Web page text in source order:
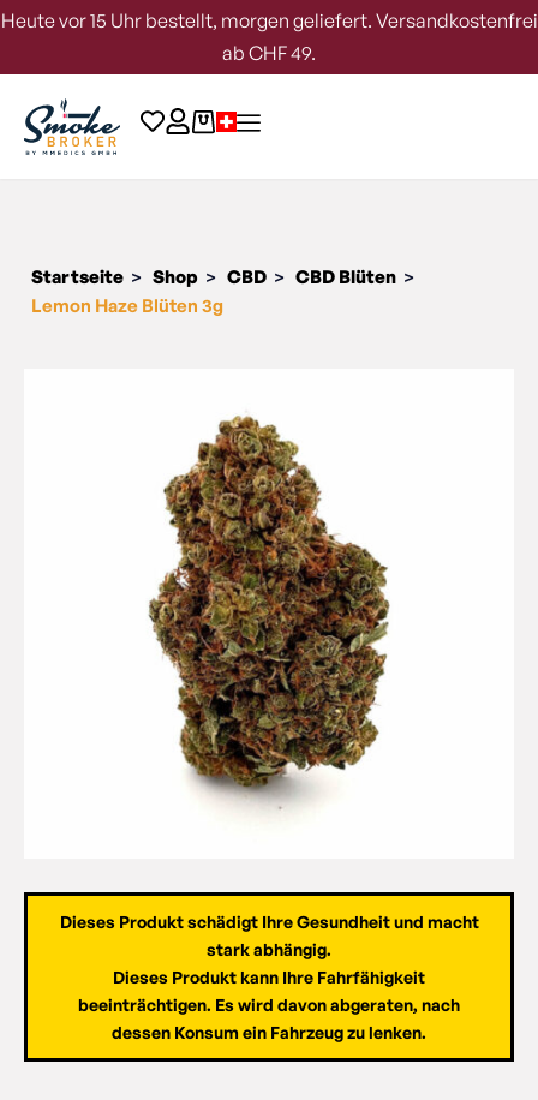
Heute vor 15 Uhr bestellt, morgen geliefert. Versandkostenfrei
ab CHF 49.
Startseite > Shop > CBD > CBD Blüten >
Lemon Haze Blüten 3g
Dieses Produkt schädigt Ihre Gesundheit und macht
stark abhängig.
Dieses Produkt kann Ihre Fahrfähigkeit
beeinträchtigen. Es wird davon abgeraten, nach
dessen Konsum ein Fahrzeug zu lenken.